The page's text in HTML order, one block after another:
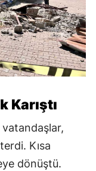
Karıştı
vatandaşlar,
Kısa
dönüştü.